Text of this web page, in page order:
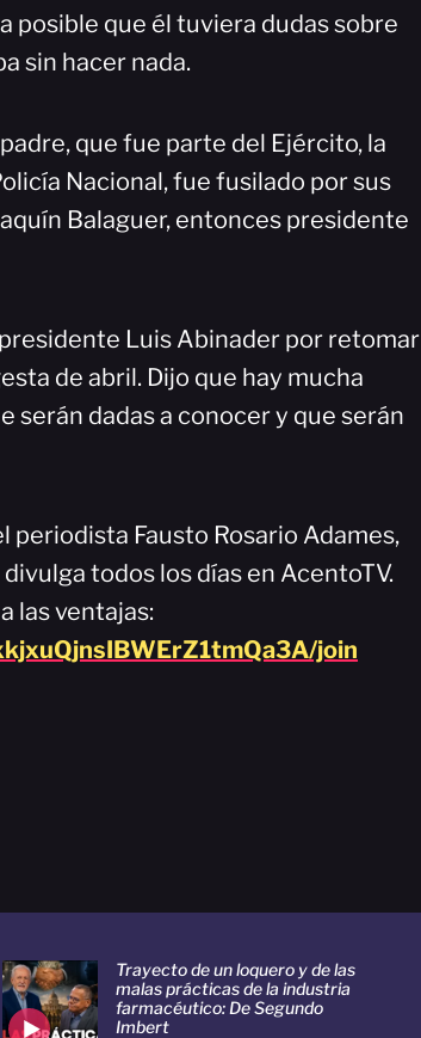
posible que él tuviera dudas sobre
sin hacer nada.
que fue parte del Ejército, la
Nacional, fue fusilado por sus
Balaguer, entonces presidente
Luis Abinader por retomar
de abril. Dijo que hay mucha
dadas a conocer y que serán
Fausto Rosario Adames,
todos los días en AcentoTV.
las ventajas:
join
Trayecto de un loquero y de las
malas prácticas de la industria
farmacéutico: De Segundo
Imbert